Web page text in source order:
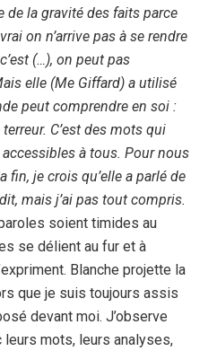
de la gravité des faits parce
on n’arrive pas à se rendre
(…), on peut pas
elle (Me Giffard) a utilisé
peut comprendre en soi :
C’est des mots qui
à tous. Pour nous
fin, je crois qu’elle a parlé de
mais j’ai pas tout compris.
soient timides au
se délient au fur et à
Blanche projette la
que je suis toujours assis
devant moi. J’observe
mots, leurs analyses,